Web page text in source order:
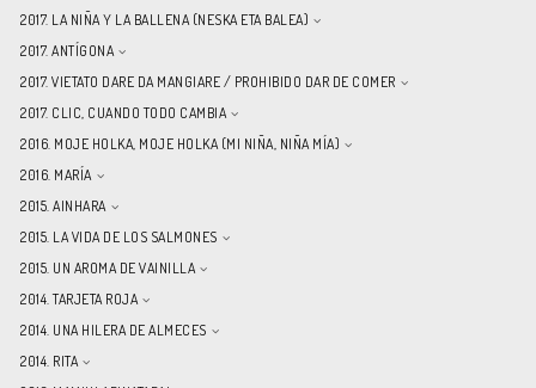
2017. LA NIÑA Y LA BALLENA (NESKA ETA BALEA)
2017. ANTÍGONA
2017. VIETATO DARE DA MANGIARE / PROHIBIDO DAR DE COMER
2017. CLIC, CUANDO TODO CAMBIA
2016. MOJE HOLKA, MOJE HOLKA (MI NIÑA, NIÑA MÍA)
2016. MARÍA
2015. AINHARA
2015. LA VIDA DE LOS SALMONES
2015. UN AROMA DE VAINILLA
2014. TARJETA ROJA
2014. UNA HILERA DE ALMECES
2014. RITA